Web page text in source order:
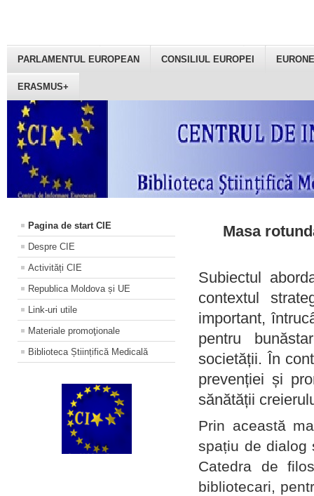
PARLAMENTUL EUROPEAN CONSILIUL EUROPEI
ERASMUS+
Pagina de start CIE
Despre CIE
Activități CIE
Republica Moldova și UE
Link-uri utile
Materiale promoţionale
Biblioteca Științifică Medicală
Masa
Subiectul
contextul
important,
pentru
societății. În
prevenției și
sănătății
Prin această
spațiu de dialog
Catedra de
bibliotecari,